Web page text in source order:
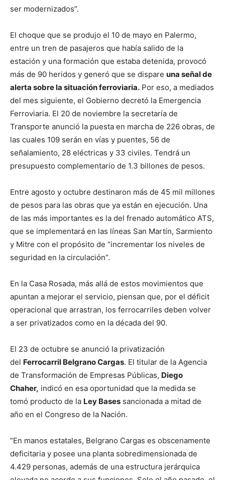
ser modernizados”.
El choque que se produjo el 10 de mayo en Palermo,
entre un tren de pasajeros que había salido de la
estación y una formación que estaba detenida, provocó
más de 90 heridos y generó que se dispare una señal de
alerta sobre la situación ferroviaria. Por eso, a mediados
del mes siguiente, el Gobierno decretó la Emergencia
Ferroviaria. El 20 de noviembre la secretaría de
Transporte anunció la puesta en marcha de 226 obras, de
las cuales 109 serán en vías y puentes, 56 de
señalamiento, 28 eléctricas y 33 civiles. Tendrá un
presupuesto complementario de 1.3 billones de pesos.
Entre agosto y octubre destinaron más de 45 mil millones
de pesos para las obras que ya están en ejecución. Una
de las más importantes es la del frenado automático ATS,
que se implementará en las líneas San Martín, Sarmiento
y Mitre con el propósito de “incrementar los niveles de
seguridad en la circulación”.
En la Casa Rosada, más allá de estos movimientos que
apuntan a mejorar el servicio, piensan que, por el déficit
operacional que arrastran, los ferrocarriles deben volver
a ser privatizados como en la década del 90.
El 23 de octubre se anunció la privatización
del Ferrocarril Belgrano Cargas. El titular de la Agencia
de Transformación de Empresas Públicas, Diego
Chaher, indicó en esa oportunidad que la medida se
tomó producto de la Ley Bases sancionada a mitad de
año en el Congreso de la Nación.
“En manos estatales, Belgrano Cargas es obscenamente
deficitaria y posee una planta sobredimensionada de
4.429 personas, además de una estructura jerárquica